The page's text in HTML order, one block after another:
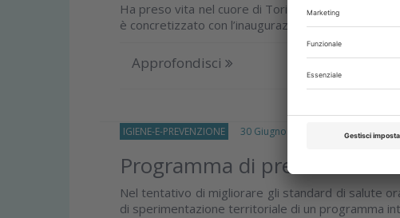
Ha preso vita nel cuore di Torino, al Lingotto, la
è concretizzato con l’inaugurazione del 15
Approfondisci
IGIENE-E-PREVENZIONE 30 Giugno 2007
Programma di prevenzione
Nel tentativo di migliorare gli standard di salute
di sperimentazione territoriale di un programma